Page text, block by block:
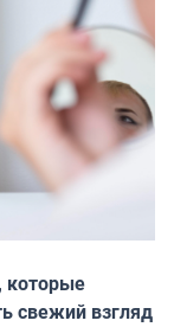
которые
свежий взгляд